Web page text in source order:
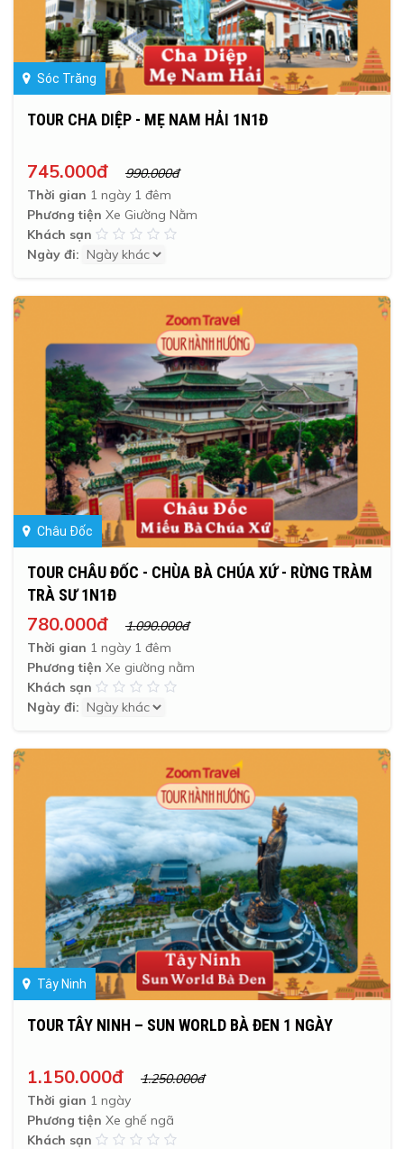
Sóc Trăng
TOUR CHA DIỆP - MẸ NAM HẢI 1N1Đ
745.000đ
990.000đ
Thời gian 1 ngày 1 đêm
Phương tiện Xe Giường Nằm
Khách sạn
Ngày đi:
Châu Đốc
TOUR CHÂU ĐỐC - CHÙA BÀ CHÚA XỨ - RỪNG TRÀM
TRÀ SƯ 1N1Đ
780.000đ
1.090.000đ
Thời gian 1 ngày 1 đêm
Phương tiện Xe giường nằm
Khách sạn
Ngày đi:
Tây Ninh
TOUR TÂY NINH – SUN WORLD BÀ ĐEN 1 NGÀY
1.150.000đ
1.250.000đ
Thời gian 1 ngày
Phương tiện Xe ghế ngã
Khách sạn